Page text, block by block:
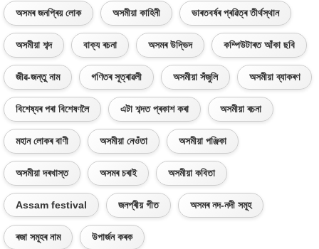
অসমৰ জনপ্ৰিয় লোক অসমীয়া কাহিনী ভাৰতবৰ্ষৰ প্ৰৱিত্ৰ তীৰ্থস্থান
অসমীয়া শব্দ বাক্য ৰচনা অসমৰ উদ্ভিদ কম্পিউটাৰত আঁকা ছবি
জীৱ-জন্তু নাম গণিতৰ সূত্ৰাৱলী অসমীয়া সঁজুলি অসমীয়া ব্যাকৰণ
বিশেষ্যৰ পৰা বিশেষণলৈ এটা শব্দত প্ৰকাশ কৰা অসমীয়া ৰচনা
মহান লোকৰ বাণী অসমীয়া নেওঁতা অসমীয়া পঞ্জিকা
অসমীয়া দৰখাস্ত অসমৰ চৰাই অসমীয়া কবিতা
Assam festival জনপ্ৰীয় গীত অসমৰ নদ-নদী সমূহ
ৰজা সমূহৰ নাম উপাৰ্জন কৰক